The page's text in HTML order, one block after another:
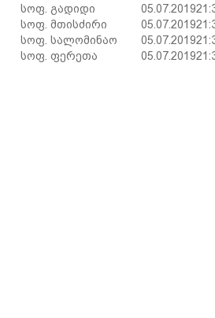
სოფ. გადიდი 05.07.2019
სოფ. მთისძირი 05.07.2019
სოფ. სალომინაო 05.07.2019
სოფ. ფერეთა 05.07.2019